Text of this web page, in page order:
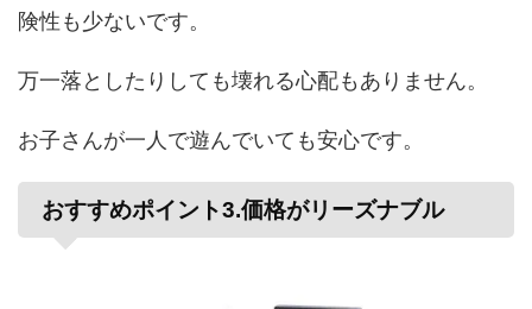
険性も少ないです。
万一落としたり しても壊れる心配もありません。
お子さんが一人で遊んでいても安心です。
おすすめポイント3.価格がリーズナブル